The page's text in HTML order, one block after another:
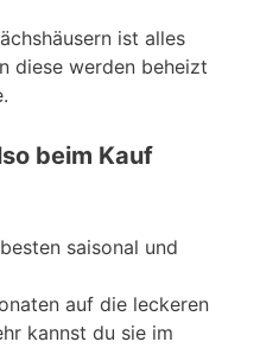
ist alles
diese werden beheizt
beim Kauf
saisonal und
auf die leckeren
kannst du sie im